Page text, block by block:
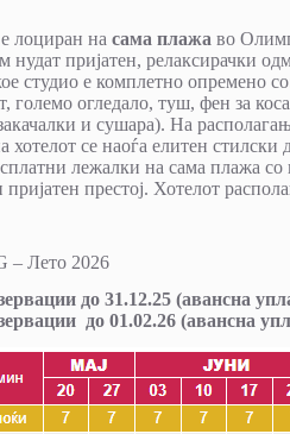
е лоциран на сама плажа во
нудат пријатен, релаксирачки
студио е комплетно опремено
големо огледало, туш, фен за
и сушара). На
хотелот се наоѓа елитен стилски
лежалки на сама плажа со
престој. Хотелот
– Лето 2026
до 31.12.25 (авансна
до 01.02.26 (авансна